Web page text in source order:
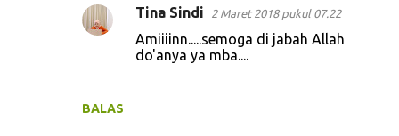
BALAS
Tina Sindi 2 Maret 2018 pukul 07.22
Amiiiinn.....semoga di jabah Allah
do'anya ya mba....